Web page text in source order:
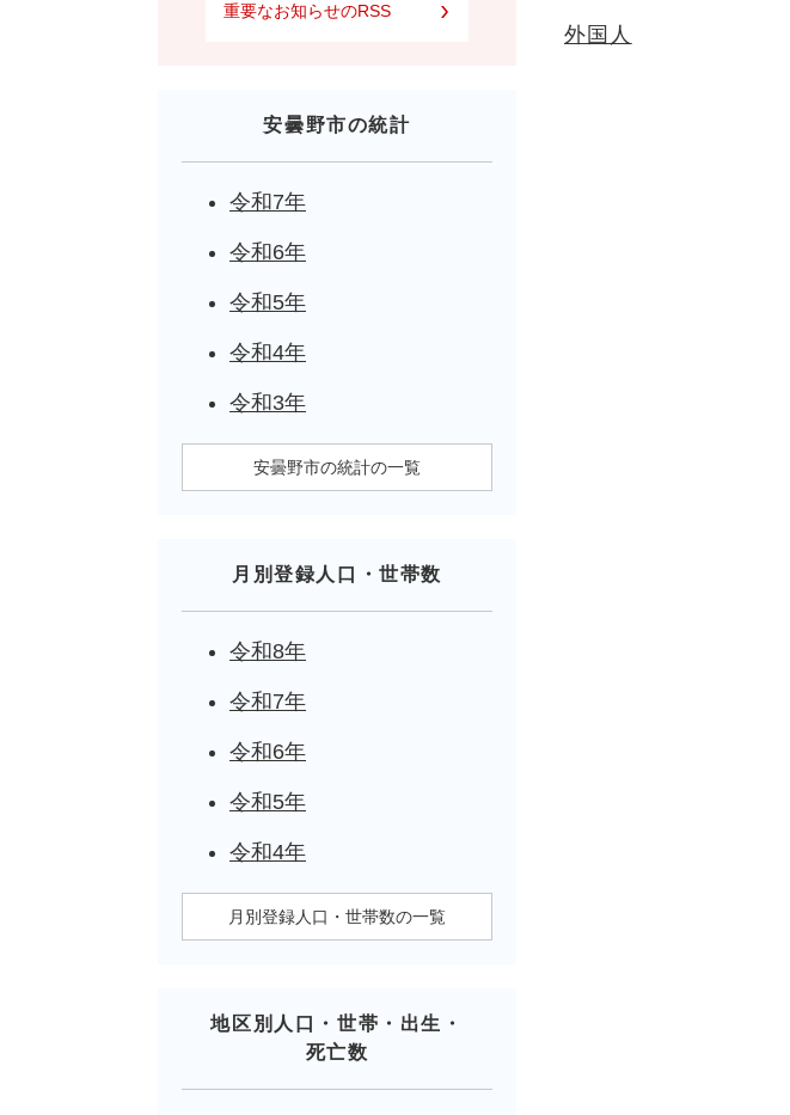
外国人
重要なお知らせのRSS
安曇野市の統計
令和7年
令和6年
令和5年
令和4年
令和3年
安曇野市の統計の一覧
月別登録人口・世帯数
令和8年
令和7年
令和6年
令和5年
令和4年
月別登録人口・世帯数の一覧
地区別人口・世帯・出生・
死亡数